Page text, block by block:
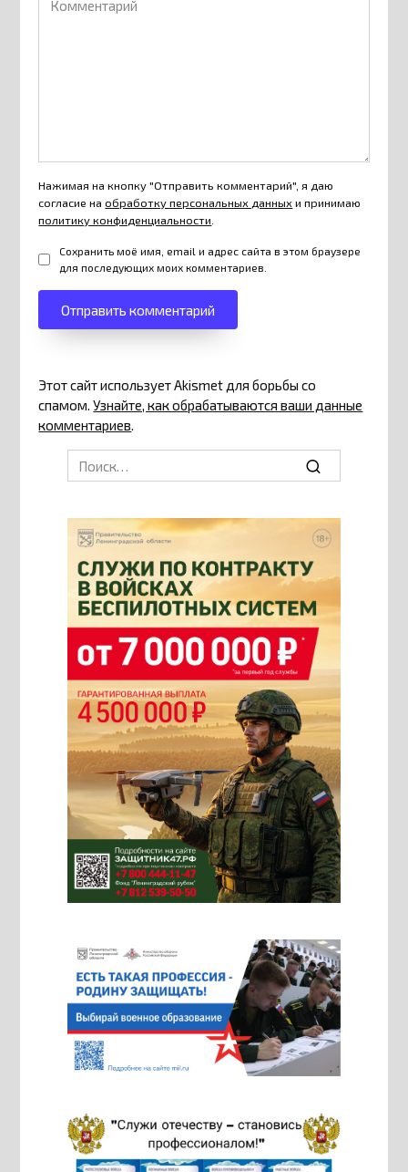
Нажимая на кнопку "Отправить комментарий", я даю
согласие наобработку персональных данных и принимаю
политику конфиденциальности
Сохранить моё имя, email и адрес сайта в этом браузере
для последующих моих комментариев.
Этот сайт использует Akismet для борьбы со
спамом.Узнайте, как обрабатываются ваши данные
комментариев.
Search
for: